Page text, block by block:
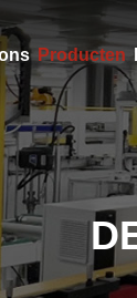
Producten